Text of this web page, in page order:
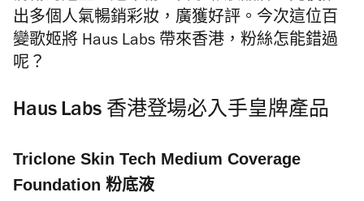
出多個人氣暢銷彩妝，廣獲好評。今次這位百
變歌姬將 Haus Labs 帶來香港，粉絲怎能錯過
呢？
Haus Labs 香港登場必入手皇牌產品
Triclone Skin Tech Medium Coverage
Foundation 粉底液